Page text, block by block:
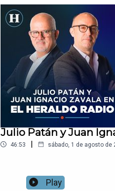
Julio Patán y Juan
46:53 | sábado, 1 de agosto de
Play